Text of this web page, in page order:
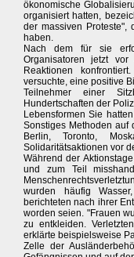
ökonomische
organisiert hatten,
der massiven Proteste",
haben.
Nach dem für sie
Organisatoren jetzt
Reaktionen
versuchte, eine positive
Teilnehmer einer
Hundertschaften der
Lebensformen Sie
Sonstiges Methoden auf
Berlin, Toronto,
Solidaritätsaktionen vor
Während der
und zum Teil
wurden häufig
berichteten nach ihrer
worden seien. "Frauen
zu entkleiden.
erklärte beispielsweise
Zelle der